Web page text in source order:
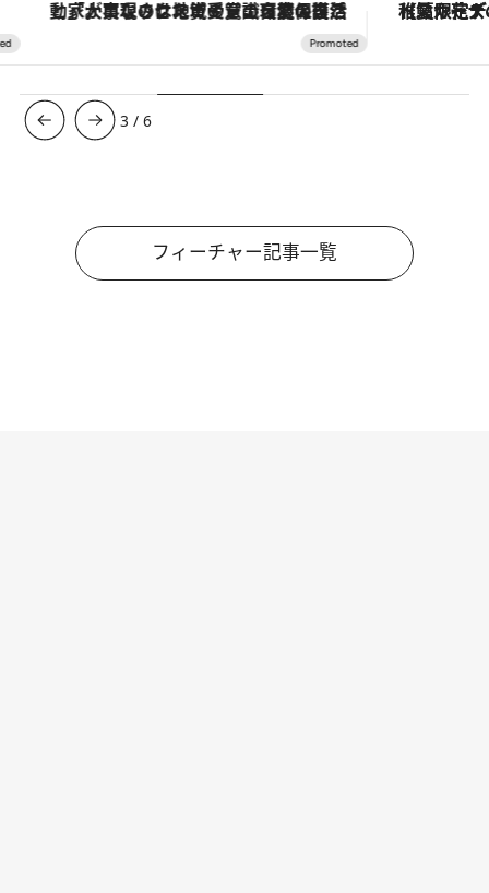
「大事なのは地域の意識を変えること」。ロレックス賞受賞の自然保護活動家が実現させたナイジェリアの自然環境の復活 【夏限定ディナーコース】旬を
3 /6
フィーチャー記事一覧